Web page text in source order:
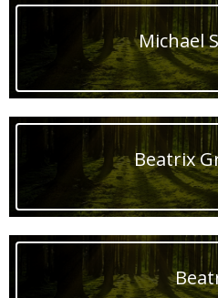
Michael
Beatrix